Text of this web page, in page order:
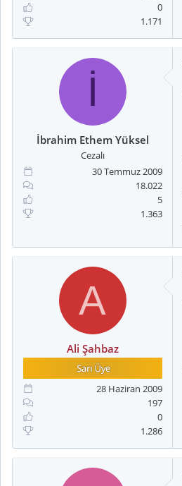
0
1.171
İ
İbrahim Ethem Yüksel
Cezalı
30 Temmuz 2009
18.022
5
1.363
A
Ali Şahbaz
28 Haziran 2009
197
0
1.286